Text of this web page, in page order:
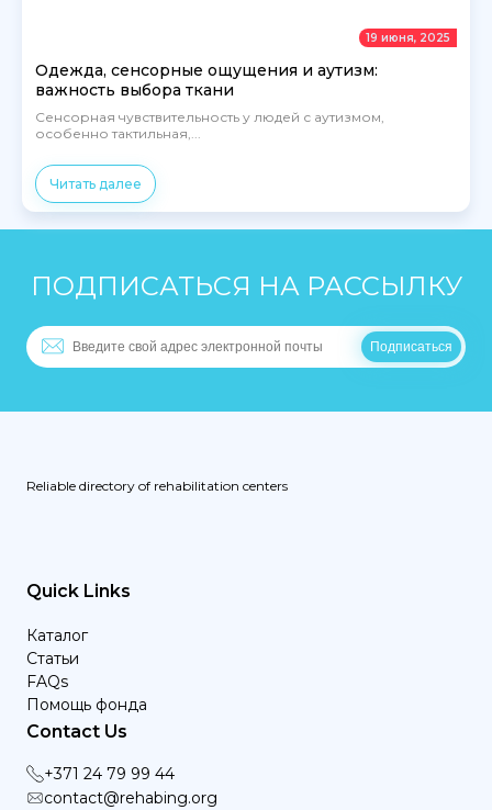
19 июня, 2025
Одежда, сенсорные ощущения и аутизм:
важность выбора ткани
Сенсорная чувствительность у людей с аутизмом,
особенно тактильная,...
Читать далее
ПОДПИСАТЬСЯ НА РАССЫЛКУ
Reliable directory of rehabilitation centers
Quick Links
Каталог
Статьи
FAQs
Помощь фонда
Contact Us
+371 24 79 99 44
contact@rehabing.org